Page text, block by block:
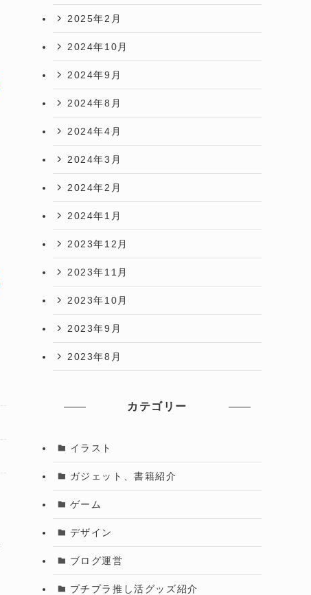
2025年2月
2024年10月
2024年9月
2024年8月
2024年4月
2024年3月
2024年2月
2024年1月
2023年12月
2023年11月
2023年10月
2023年9月
2023年8月
カテゴリー
イラスト
ガジェット、書籍紹介
ゲーム
デザイン
ブログ運営
プチプラ推し活グッズ紹介